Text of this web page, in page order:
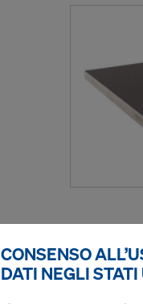
CONSENSO
DATI NEGLI